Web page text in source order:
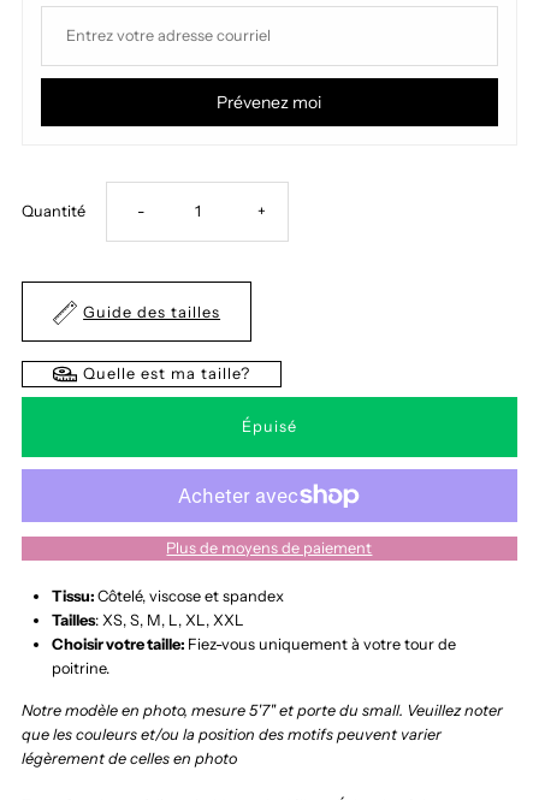
Prévenez moi
Quantité Réduire
quantité
de
Adèle
- Augmenter
de
Adèle
+
Guide des tailles
Quelle est ma taille?
Plus de moyens de paiement
Tissu:Côtelé, viscose et spandex
Tailles: XS, S, M, L, XL, XXL
Choisir votre taille: Fiez-vous uniquement à votre tour de
poitrine.
Notre modèle en photo, mesure 5'7" et porte du small. Veuillez noter
que les couleurs et/ou la position des motifs peuvent varier
légèrement de celles en photo